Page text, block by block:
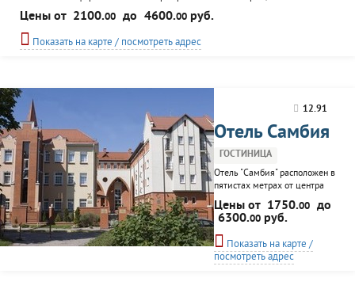
SPA центр, аквапарк, боулинг, бильярд, дартс-клуб, а так же ресторан, паб,
коктейль-бар и клуб.
Цены от 2100.00 до 4600.00 руб.
Показать на карте / посмотреть адрес
12.91
Отель Самбия
ГОСТИНИЦА
Отель "Самбия" расположен в
пятистах метрах от центра
курортного города
Зеленоградска у самого
побережья Балтийского
моря. Спуск к песчанному
пляжу. На территории отеля -
аквапарк, бассейн,
Цены от 1750.00 до
6300.00 руб.
Показать на карте /
посмотреть адрес